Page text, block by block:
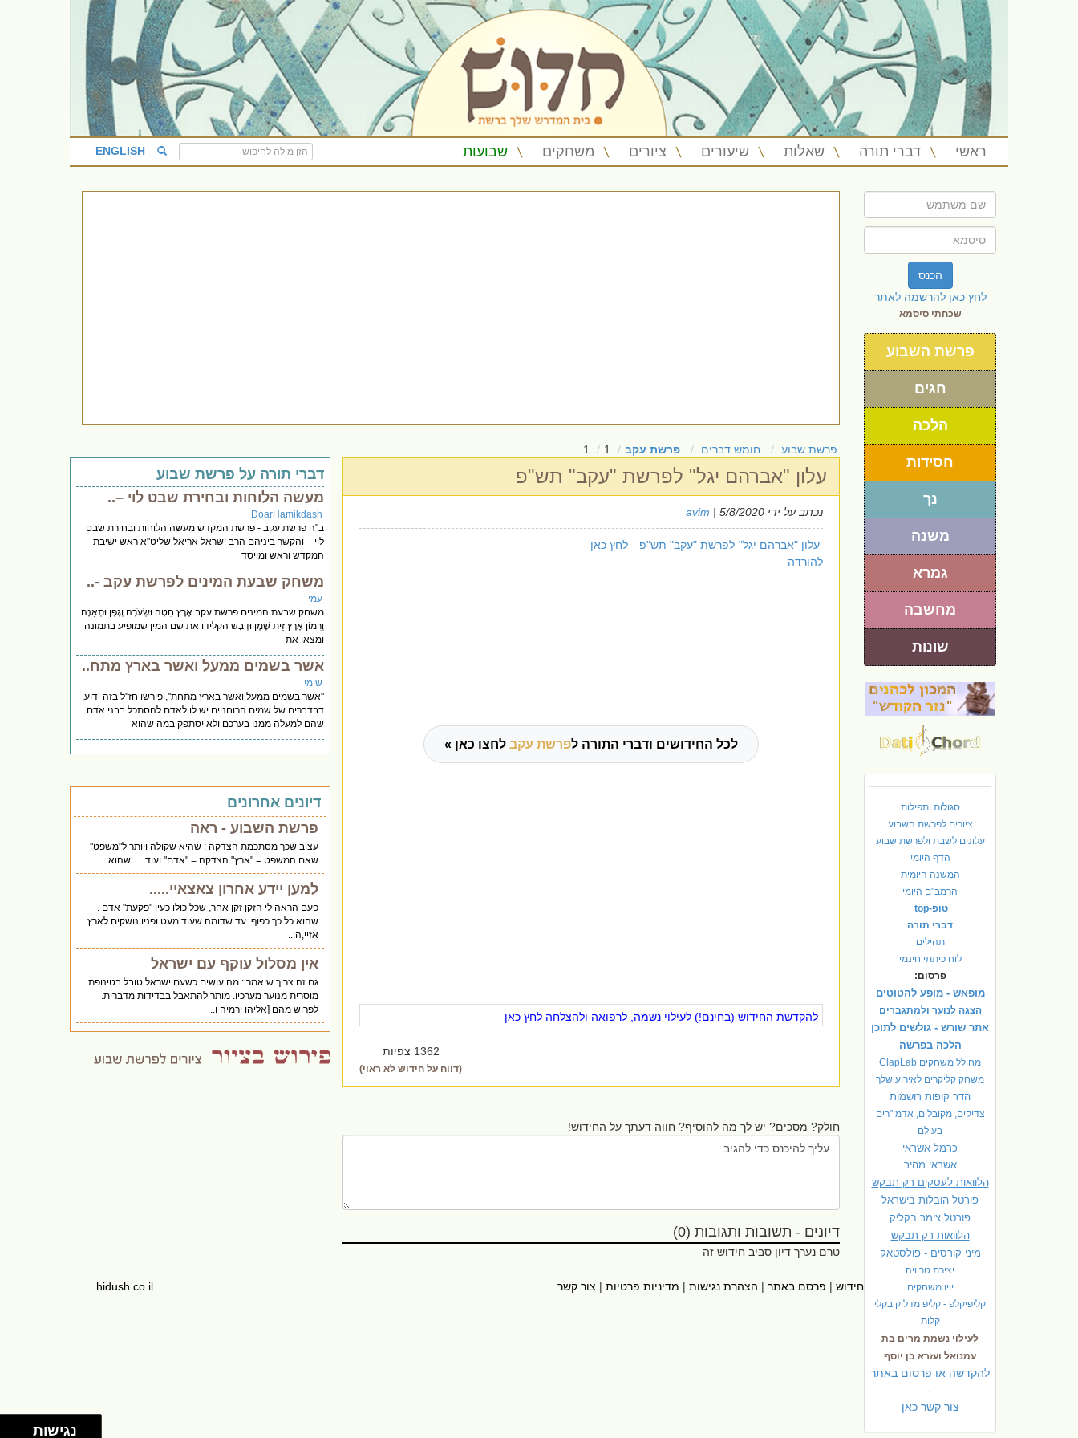
ראשי דברי תורה שאלות שיעורים ציורים משחקים שבועות ENGLISH
הכנס
לחץ כאן להרשמה לאתר
שכחתי סיסמא
פרשת השבוע
חגים
הלכה
חסידות
נך
משנה
גמרא
מחשבה
שונות
סגולות ותפילות
ציורים לפרשת השבוע
עלונים לשבת ולפרשת שבוע
הדף היומי
המשנה היומית
הרמב"ם היומי
טופ-top
דברי תורה
תהילים
לוח כיתתי חינמי
פרסום:
מופאש - מופע להטוטים
הצגה לנוער ולמתגברים
אתר שורש - גולשים לתוכן
הלכה בפרשה
מחולל משחקים ClapLab
משחק קליקרים לאירוע שלך
הדר קופות רושמות
צדיקים, מקובלים, אדמו"רים
בעולם
כרמל אשראי
אשראי מהיר
הלוואות לעסקים רק תבקש
פורטל הובלות בישראל
פורטל צימר בקליק
הלוואות רק תבקש
מיני קורסים - פולסטאק
יצירת טריויה
יויו משחקים
קליפיקלפ - קליפ מדליק בקלי
קלות
לעילוי נשמת מרים בת
עמנואל ועזרא בן יוסף
להקדשה או פרסום באתר
-
צור קשר כאן
פרשת שבוע חומש דברים פרשת עקב 1
1
עלון "אברהם יגל" לפרשת "עקב" תש"פ
נכתב על ידי avim | 5/8/2020
עלון "אברהם יגל" לפרשת "עקב" תש"פ - לחץ כאן
להורדה
לכל החידושים ודברי התורה לפרשת עקב לחצו כאן »
להקדשת החידוש (בחינם!) לעילוי נשמה, לרפואה ולהצלחה לחץ כאן
1362 צפיות
(דווח על חידוש לא ראוי)
חולק? מסכים? יש לך מה להוסיף? חווה דעתך על החידוש!
דיונים - תשובות ותגובות (0)
טרם נערך דיון סביב חידוש זה
דברי תורה על פרשת שבוע
מעשה הלוחות ובחירת שבט לוי –..
DoarHamikdash
ב"ה פרשת עקב - פרשת המקדש מעשה הלוחות ובחירת שבט
לוי – והקשר ביניהם הרב ישראל אריאל שליט"א ראש ישיבת
המקדש וראש ומייסד
משחק שבעת המינים לפרשת עקב -..
עמי
משחק שבעת המינים פרשת עקב אֶרֶץ חִטָּה וּשְׂעֹרָה וְגֶפֶן וּתְאֵנָה
וְרִמּוֹן אֶרֶץ זֵית שֶׁמֶן וּדְבָשׁ הקלידו את שם המין שמופיע בתמונה
ומצאו את
אשר בשמים ממעל ואשר בארץ מתח..
שימי
"אשר בשמים ממעל ואשר בארץ מתחת'', פירשו חז''ל בזה ידוע,
דבדברים של שמים הרוחניים יש לו לאדם להסתכל בבני אדם
שהם למעלה ממנו בערכם ולא יסתפק במה שהוא
דיונים אחרונים
פרשת השבוע - ראה
עצוב שכך מסתכמת הצדקה : שהיא שקולה ויותר ל"משפט"
שאם המשפט = "ארץ" הצדקה = "אדם" ועוד... . שהוא..
למען יידע אחרון צאצאיי.....
פעם הראה לי הזקן זקן אחר, שכל כולו כעין "פקעת" אדם .
שהוא כל כך כפוף. עד שדומה שעוד מעט ופניו נושקים לארץ.
אזיי,הו..
אין מסלול עוקף עם ישראל
גם זה צריך שיאמר : מה עושים כשעם ישראל טובל בטינופת
מוסרית מנוער מערכיו. מותר להתאבל בבדידות מדברית.
לפרוש מהם [אליהו ירמיה ו..
|אתרי עזר אודות חידוש | פרסם באתר | הצהרת נגישות | מדיניות פרטיות | צור קשר hidush.co.il
נגישות